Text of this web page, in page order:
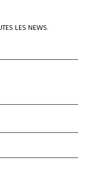
LES NEWS.